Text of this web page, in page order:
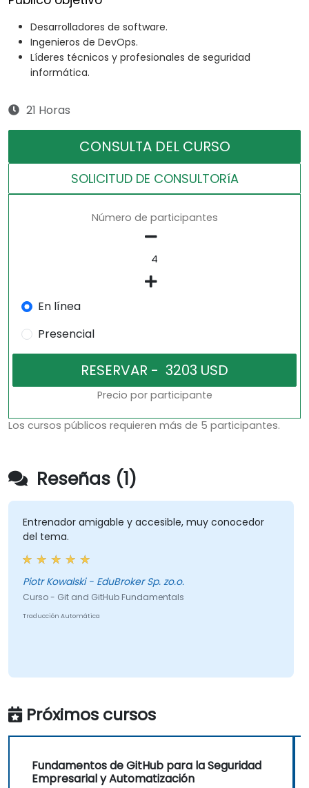
Desarrolladores de software.
Ingenieros de DevOps.
Líderes técnicos y profesionales de seguridad
informática.
21 Horas
CONSULTA DEL CURSO
SOLICITUD DE CONSULTORíA
Número de participantes
En línea
Presencial
Precio por participante
Los cursos públicos requieren más de 5 participantes.
Reseñas (1)
Entrenador amigable y accesible, muy conocedor
del tema.
Piotr Kowalski - EduBroker Sp. zo.o.
Curso - Git and GitHub Fundamentals
Traducción Automática
Próximos cursos
Fundamentos de GitHub para la Seguridad
Empresarial y Automatización